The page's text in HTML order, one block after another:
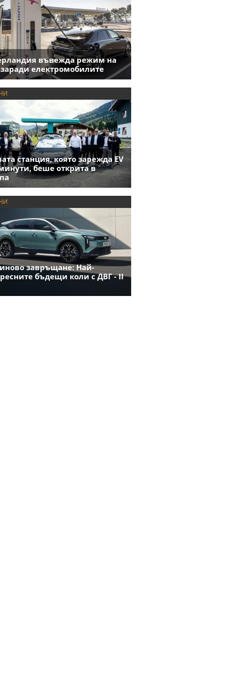
въвежда режим на
заради електромобилите
станция, която зарежда EV
беше открита в
завръщане: Най-
бъдещи коли с ДВГ - II